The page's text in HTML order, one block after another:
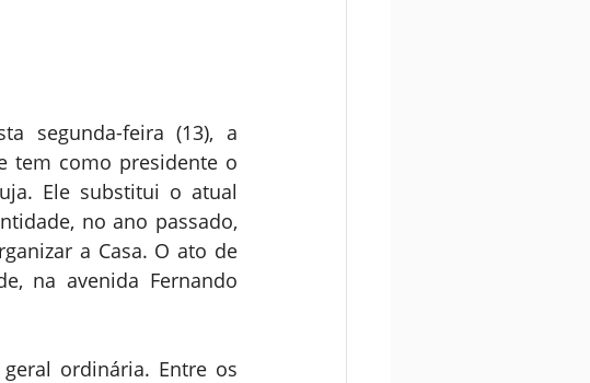
segunda-feira (13), a
tem como presidente o
Ele substitui o atual
no ano passado,
a Casa. O ato de
na avenida Fernando
ordinária. Entre os